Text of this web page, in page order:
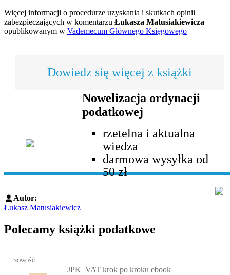
Więcej informacji o procedurze uzyskania i skutkach opinii
zabezpieczających w komentarzu Łukasza Matusiakiewicza
opublikowanym w Vademecum Głównego Księgowego
Dowiedz się więcej z książki
Nowelizacja ordynacji
podatkowej
rzetelna i aktualna
wiedza
darmowa wysyłka od
50 zł
Autor:
Łukasz Matusiakiewicz
Polecamy książki podatkowe
Przejdź do: JPK_VAT krok po kroku ebook, Patrycja Kubiesa -
NOWOŚĆ
JPK_VAT krok po kroku ebook